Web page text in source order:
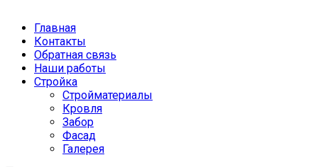
Главная
Контакты
Обратная связь
Наши работы
Стройка
Стройматериалы
Кровля
Забор
Фасад
Галерея